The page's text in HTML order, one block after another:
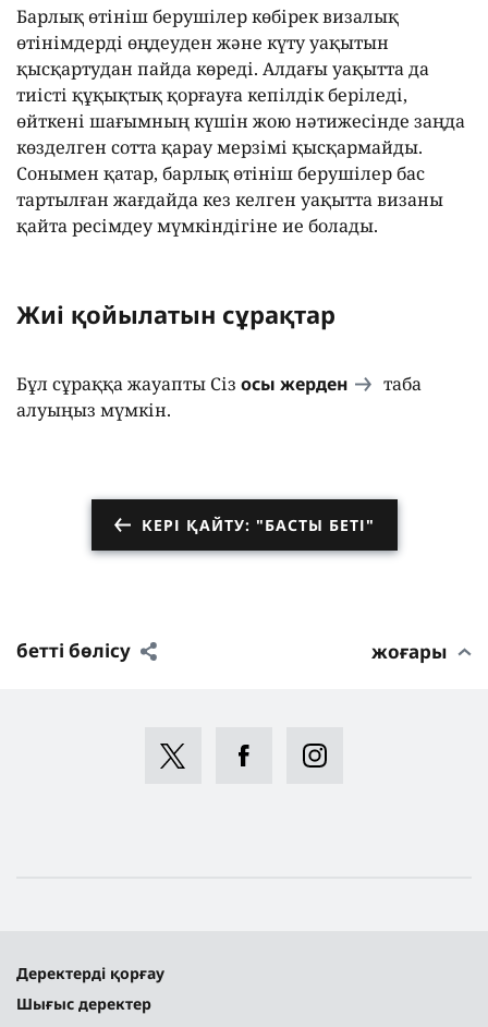
Барлық өтініш берушілер көбірек визалық
өтінімдерді өңдеуден және күту уақытын
қысқартудан пайда көреді. Алдағы уақытта да
тиісті құқықтық қорғауға кепілдік беріледі,
өйткені шағымның күшін жою нәтижесінде заңда
көзделген сотта қарау мерзімі қысқармайды.
Сонымен қатар, барлық өтініш берушілер бас
тартылған жағдайда кез келген уақытта визаны
қайта ресімдеу мүмкіндігіне ие болады.
Жиі қойылатын сұрақтар
Бұл сұраққа жауапты Сіз осы жерден
таба
алуыңыз мүмкін.
КЕРІ ҚАЙТУ: "БАСТЫ БЕТІ"
бетті бөлісу жоғары
Деректерді қорғау
Шығыс деректер